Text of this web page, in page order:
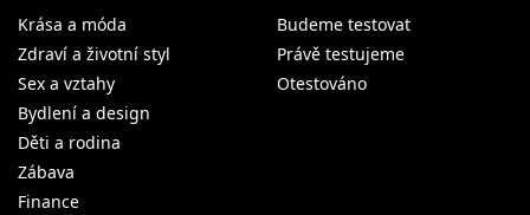
Krása a móda
Zdraví a životní styl
Sex a vztahy
Bydlení a design
Děti a rodina
Zábava
Finance
Budeme testovat
Právě testujeme
Otestováno